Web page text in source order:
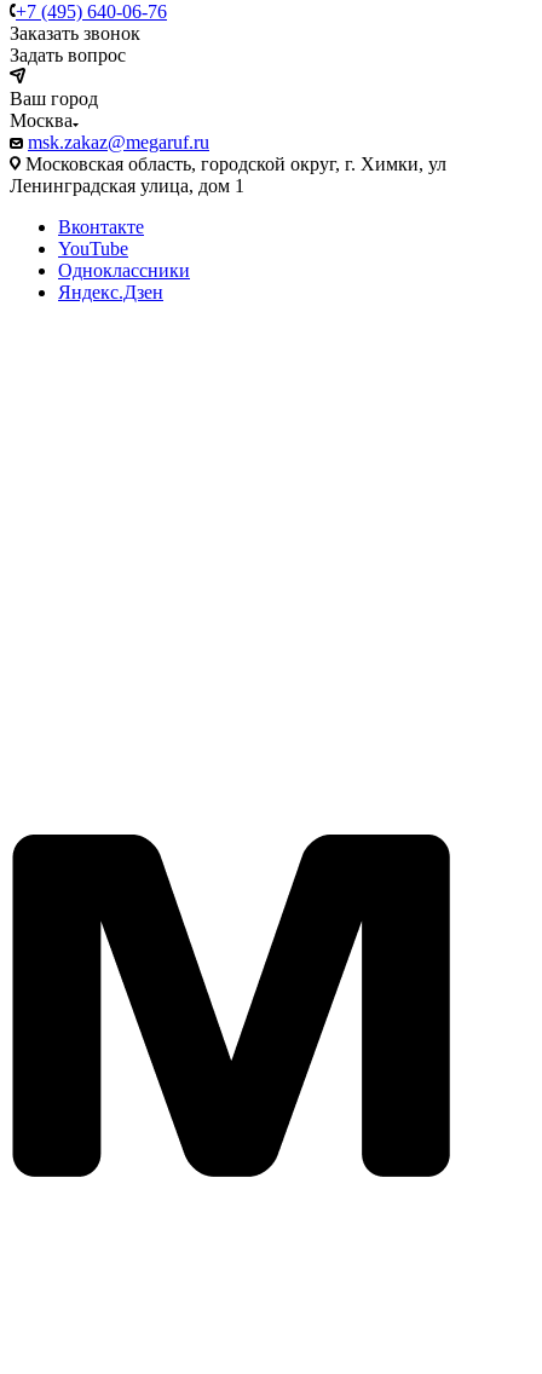
+7 (495) 640-06-76
Заказать звонок
Задать вопрос
Ваш город
Москва
msk.zakaz@megaruf.ru
Московская область, городской округ, г. Химки, ул
Ленинградская улица, дом 1
Вконтакте
YouTube
Одноклассники
Яндекс.Дзен